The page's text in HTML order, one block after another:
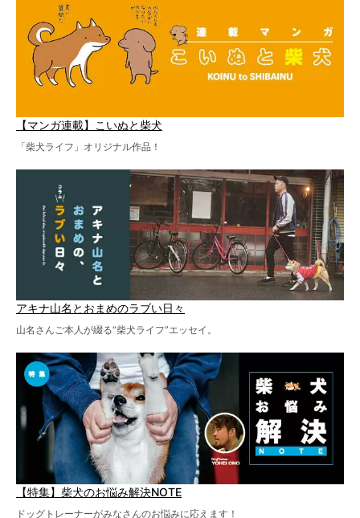
【マンガ連載】こいぬと柴犬
「柴犬ライフ」オリジナル作品！
アキナ山名とおまめのラブい日々
山名さんご本人が綴る“柴犬ライフ”エッセイ。
【特集】柴犬のお悩み解決NOTE
ドッグトレーナーがみなさんのお悩みに応えます！